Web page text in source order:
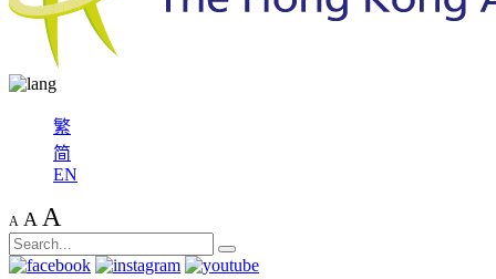
繁
简
EN
A A A